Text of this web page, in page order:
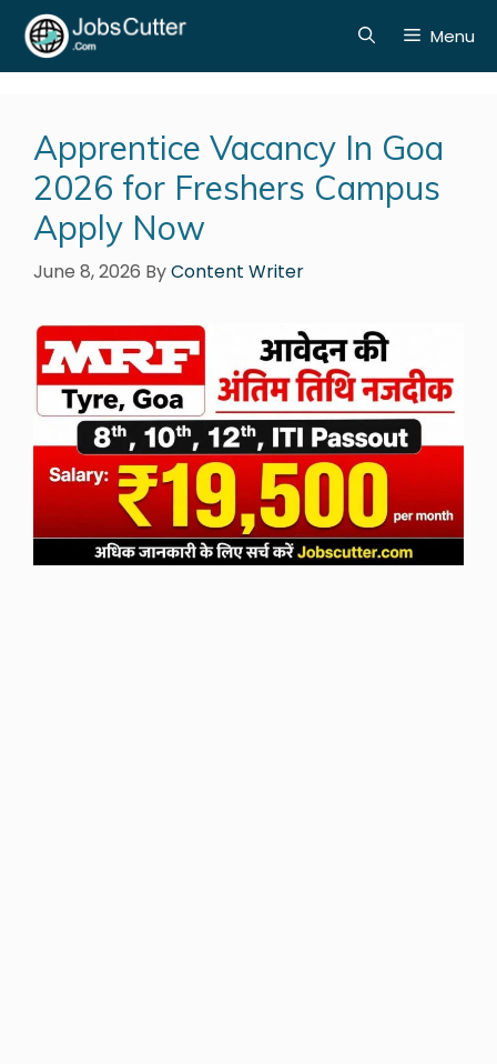
Menu
Apprentice Vacancy In Goa
2026 for Freshers Campus
Apply Now
June 8, 2026 ByContent Writer